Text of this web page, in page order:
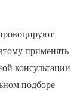
применять
консультации
подборе